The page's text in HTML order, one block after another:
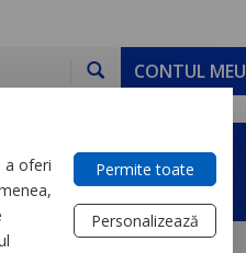
CONTUL MEU
CONTACT
a oferi
Permite toate
Personalizează